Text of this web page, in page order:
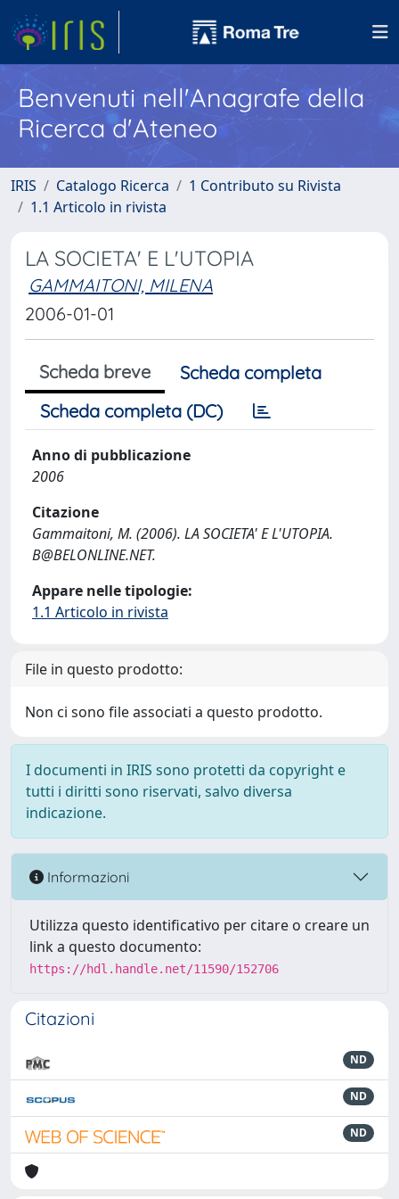
Benvenuti nell'Anagrafe della
Ricerca d'Ateneo
IRIS Catalogo Ricerca
1 Contributo su Rivista
1.1 Articolo in rivista
LA SOCIETA' E L'UTOPIA
GAMMAITONI, MILENA
2006-01-01
Scheda breve
Scheda completa
Scheda completa (DC)
Anno di pubblicazione
2006
Citazione
Gammaitoni, M. (2006). LA SOCIETA' E L'UTOPIA.
B@BELONLINE.NET.
Appare nelle tipologie:
1.1 Articolo in rivista
File in questo prodotto:
Non ci sono file associati a questo prodotto.
I documenti in IRIS sono protetti da copyright e
tutti i diritti sono riservati, salvo diversa
indicazione.
Informazioni
Utilizza questo identificativo per citare o creare un
link a questo documento:
https://hdl.handle.net/11590/152706
Citazioni
ND
ND
ND